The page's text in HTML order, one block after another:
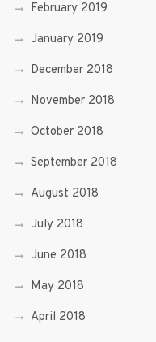
February 2019
January 2019
December 2018
November 2018
October 2018
September 2018
August 2018
July 2018
June 2018
May 2018
April 2018